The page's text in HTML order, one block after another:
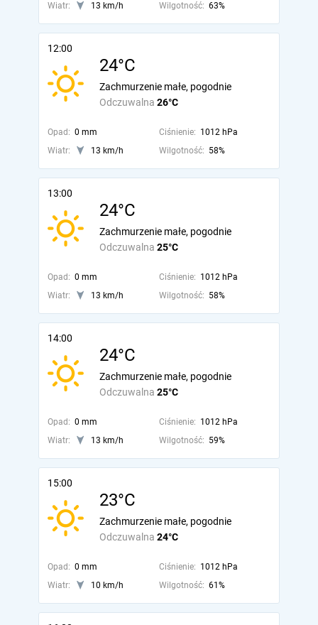
Wiatr:
13 km/h Wilgotność: 63%
12:00
24°C
Odczuwalna 26°C
Zachmurzenie małe, pogodnie
Opad: 0 mm Ciśnienie: 1012 hPa
Wiatr:
13 km/h Wilgotność: 58%
13:00
24°C
Odczuwalna 25°C
Zachmurzenie małe, pogodnie
Opad: 0 mm Ciśnienie: 1012 hPa
Wiatr:
13 km/h Wilgotność: 58%
14:00
24°C
Odczuwalna 25°C
Zachmurzenie małe, pogodnie
Opad: 0 mm Ciśnienie: 1012 hPa
Wiatr:
13 km/h Wilgotność: 59%
15:00
23°C
Odczuwalna 24°C
Zachmurzenie małe, pogodnie
Opad: 0 mm Ciśnienie: 1012 hPa
Wiatr:
10 km/h Wilgotność: 61%